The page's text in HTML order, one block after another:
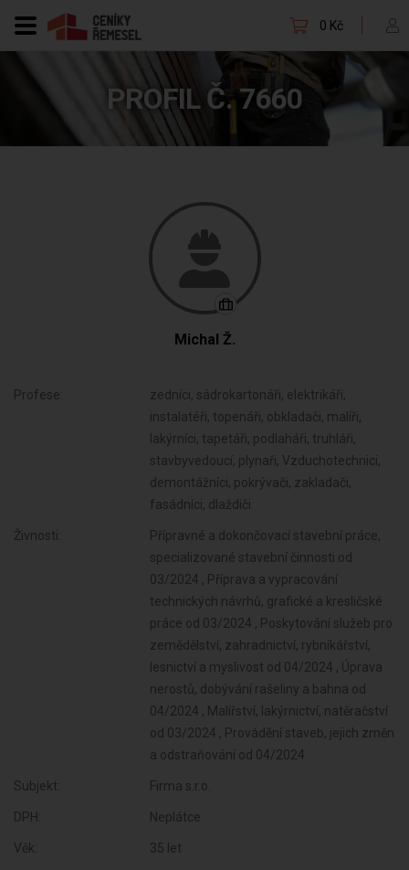
0 Kč
PROFIL Č. 7660
Michal Ž.
Profese:
zedníci, sádrokartonáři, elektrikáři,
instalatéři, topenáři, obkladači, malíři,
lakýrníci, tapetáři, podlaháři, truhláři,
stavbyvedoucí, plynaři, Vzduchotechnici,
demontážníci, pokrývači, zakladači,
fasádníci, dlaždiči
Živnosti:
Přípravné a dokončovací stavební práce,
specializované stavební činnosti od
03/2024 , Příprava a vypracování
technických návrhů, grafické a kresličské
práce od 03/2024 , Poskytování služeb pro
zemědělství, zahradnictví, rybníkářství,
lesnictví a myslivost od 04/2024 , Úprava
nerostů, dobývání rašeliny a bahna od
04/2024 , Malířství, lakýrnictví, natěračství
od 03/2024 , Provádění staveb, jejich změn
a odstraňování od 04/2024
Subjekt: Firma s.r.o.
DPH: Neplátce
Věk: 35 let